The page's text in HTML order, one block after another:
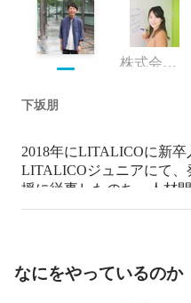
株式会社LITALICO/人材採用部
下坂朋
2018年にLITALICOに新卒
LITALICOジュニアにて
援に従事したのち、人材
LITALICOジュニアと
のままでオトナになれる
なにをやっているのか